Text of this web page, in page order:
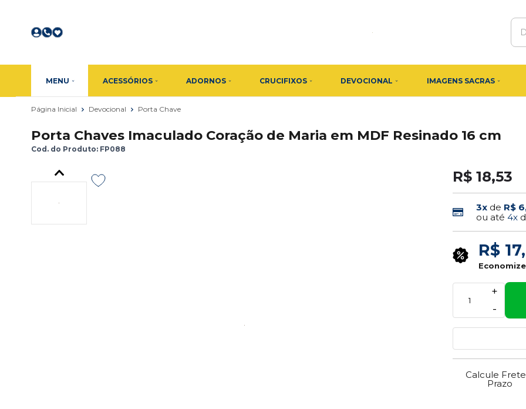
MENU ACESSÓRIOS ADORNOS CRUCIFIXOS DEVOCIONAL IMAGENS SACRAS
Página Inicial Devocional Porta Chave
Porta Chaves Imaculado Coração de Maria em MDF Resinado 16 cm
Cod. do Produto: FP088
R$ 18,53
3x de R$
ou até4x
R$
Economize
-
+
Calcule
Prazo